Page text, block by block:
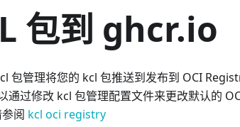
包到 ghcr.io
包管理将您的 kcl 包推送到发布到 OCI
通过修改 kcl 包管理配置文件来更改默认的
阅 kcl oci registry